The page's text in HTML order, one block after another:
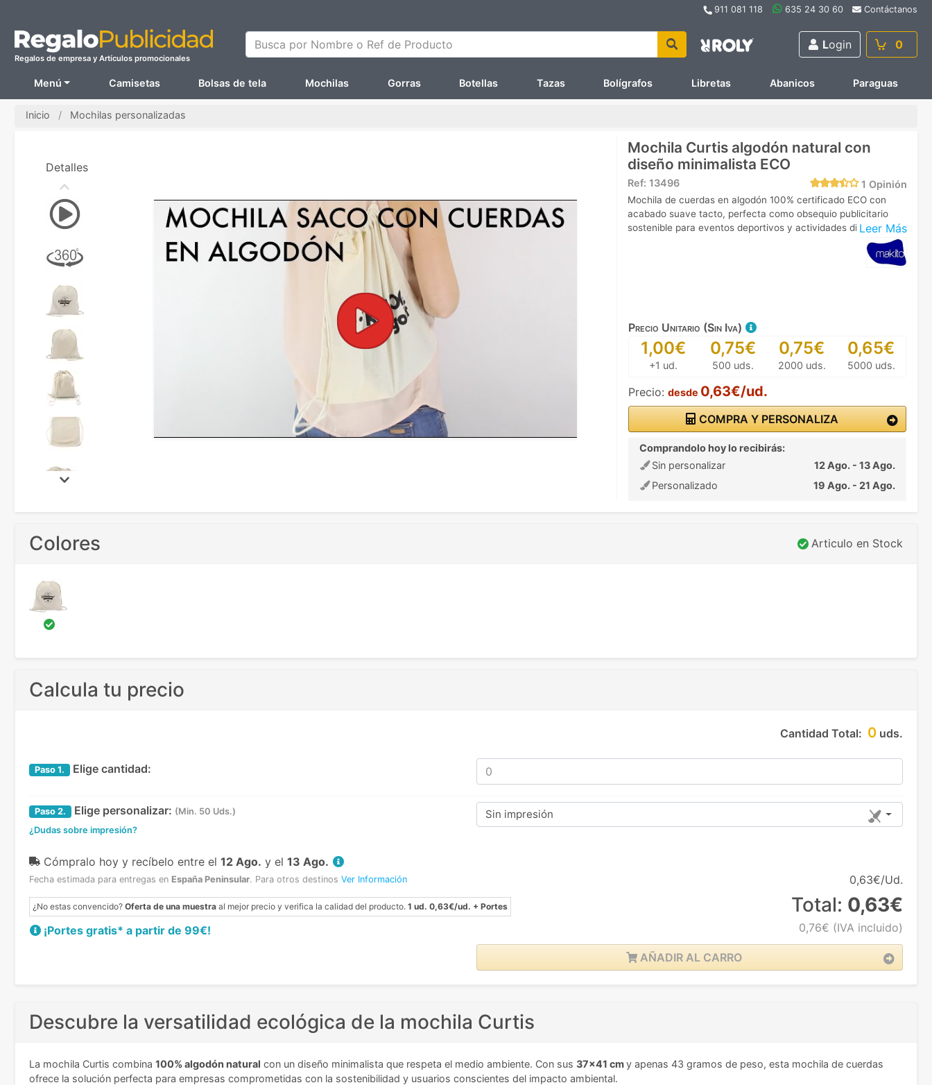
911 081 118 635 24 30 60 Contáctanos
Regalos de empresa y Artículos promocionales
Busca por Nombre o Ref de Producto Login 0
Menú Camisetas Bolsas de tela Mochilas Gorras Botellas Tazas Bolígrafos Libretas Abanicos Paraguas
Inicio Mochilas personalizadas
Mochila Curtis algodón natural con
diseño minimalista ECO
Ref: 13496 1 Opinión
Leer Más
Mochila de cuerdas en algodón 100% certificado ECO con
acabado suave tacto, perfecta como obsequio publicitario
sostenible para eventos deportivos y actividades diarias.
Precio Unitario (Sin Iva)
1,00€
+1 ud.
0,75€
500 uds.
0,75€
2000 uds.
0,65€
5000 uds.
Precio: desde 0,63€/ud.
COMPRA Y PERSONALIZA
Comprandolo hoy lo recibirás:
Sin personalizar
12 Ago. - 13 Ago.
Personalizado
19 Ago. - 21 Ago.
Detalles
Colores Articulo en Stock
Calcula tu precio
Cantidad Total: 0 uds.
Paso 1. Elige cantidad:
Paso 2. Elige personalizar: (Min. 50 Uds.)
¿Dudas sobre impresión?
Sin impresión
Cómpralo hoy y recíbelo entre el 12 Ago. y el 13 Ago.
Fecha estimada para entregas en España Peninsular. Para otros destinos Ver Información
¿No estas convencido? Oferta de una muestra al mejor precio y verifica la calidad del producto. 1 ud. 0,63€/ud. + Portes
¡Portes gratis* a partir de 99€!
0,63€/Ud.
Total: 0,63€
0,76€ (IVA incluido)
AÑADIR AL CARRO
Descubre la versatilidad ecológica de la mochila Curtis
La mochila Curtis combina 100% algodón natural con un diseño minimalista que respeta el medio ambiente. Con sus 37x41 cmy apenas 43 gramos de peso, esta mochila de cuerdas
ofrece la solución perfecta para empresas comprometidas con la sostenibilidad y usuarios conscientes del impacto ambiental.